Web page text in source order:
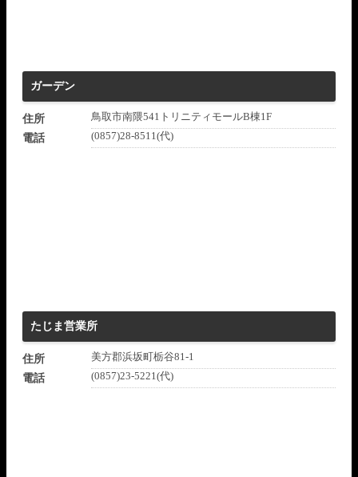
ガーデン
住所
鳥取市南隈541トリニティモールB棟1F
電話
(0857)28-8511(代)
たじま営業所
住所
美方郡浜坂町栃谷81-1
電話
(0857)23-5221(代)